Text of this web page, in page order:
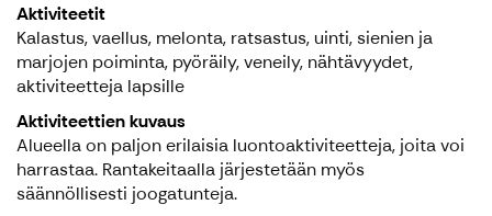
Aktiviteetit
Kalastus, vaellus, melonta, ratsastus, uinti, sienien ja
marjojen poiminta, pyöräily, veneily, nähtävyydet,
aktiviteetteja lapsille
Aktiviteettien kuvaus
Alueella on paljon erilaisia luontoaktiviteetteja, joita voi
harrastaa. Rantakeitaalla järjestetään myös
säännöllisesti joogatunteja.